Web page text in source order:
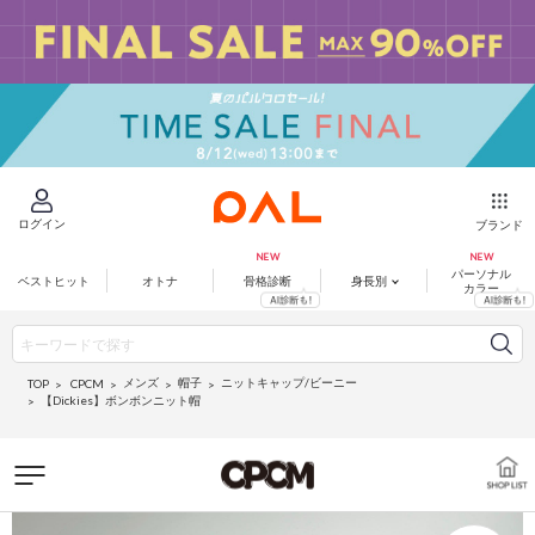
ログイン ブランド
ベストヒット オトナ 骨格診断 身長別
パーソナル
カラー
TOP CPCM メンズ 帽子
ニットキャップ/ビーニー
【Dickies】ボンボンニット帽